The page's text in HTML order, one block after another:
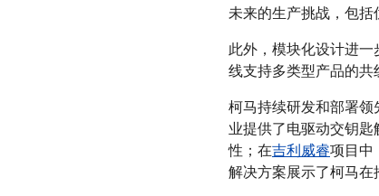
未来的生产挑战，包括
此外，模块化设计进
线支持多类型产品的共
柯马持续研发和部署
业提供了电驱动交钥匙
性；在吉利威睿项目中
解决方案展示了柯马在